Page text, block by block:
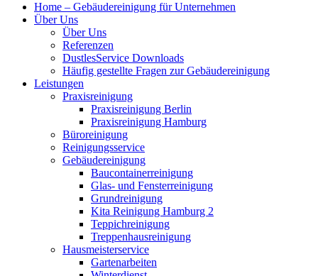
Home – Gebäudereinigung für Unternehmen
Über Uns
Über Uns
Referenzen
DustlesService Downloads
Häufig gestellte Fragen zur Gebäudereinigung
Leistungen
Praxisreinigung
Praxisreinigung Berlin
Praxisreinigung Hamburg
Büroreinigung
Reinigungsservice
Gebäudereinigung
Baucontainerreinigung
Glas- und Fensterreinigung
Grundreinigung
Kita Reinigung Hamburg 2
Teppichreinigung
Treppenhausreinigung
Hausmeisterservice
Gartenarbeiten